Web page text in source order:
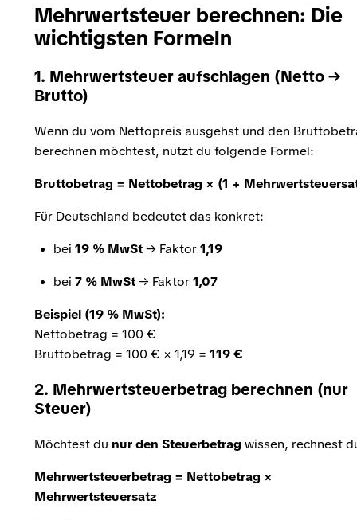
Mehrwertsteuer berechnen: Die
wichtigsten Formeln
1. Mehrwertsteuer aufschlagen (Netto →
Brutto)
Wenn du vom Nettopreis ausgehst und den
berechnen möchtest, nutzt du folgende Formel:
Bruttobetrag = Nettobetrag × (1 +
Für Deutschland bedeutet das konkret:
bei 19 % MwSt→ Faktor1,19
bei 7 % MwSt→ Faktor1,07
Beispiel (19 % MwSt):
Nettobetrag = 100 €
Bruttobetrag = 100 € × 1,19 = 119 €
2. Mehrwertsteuerbetrag berechnen (nur
Steuer)
Möchtest du nur den Steuerbetrag wissen, rechnest
Mehrwertsteuerbetrag = Nettobetrag ×
Mehrwertsteuersatz